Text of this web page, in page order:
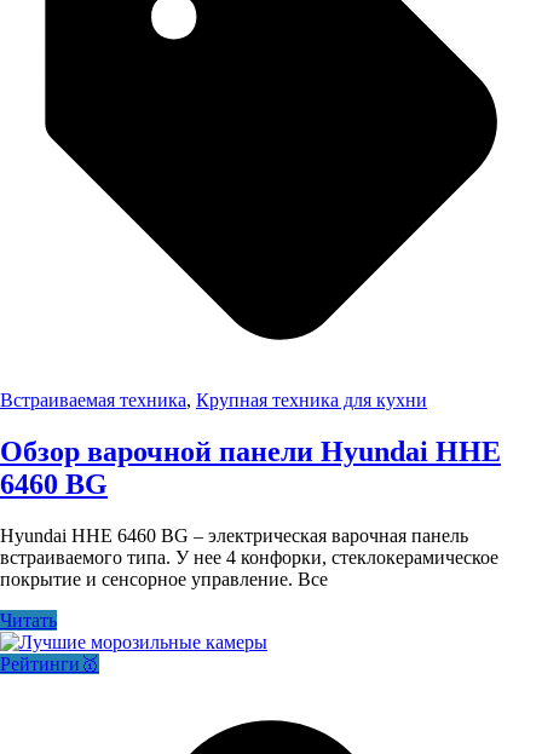
Встраиваемая техника, Крупная техника для кухни
Обзор варочной панели Hyundai HHE
6460 BG
Hyundai HHE 6460 BG – электрическая варочная панель
встраиваемого типа. У нее 4 конфорки, стеклокерамическое
покрытие и сенсорное управление. Все
Читать
Рейтинги🥇